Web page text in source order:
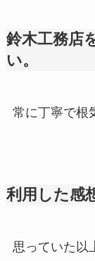
鈴木工務店
い。
常に丁寧で根
利用した感
思っていた以